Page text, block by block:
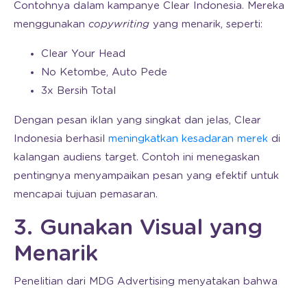
Contohnya dalam kampanye Clear Indonesia. Mereka
menggunakan copywriting yang menarik, seperti:
Clear Your Head
No Ketombe, Auto Pede
3x Bersih Total
Dengan pesan iklan yang singkat dan jelas, Clear
Indonesia berhasil meningkatkan kesadaran merek di
kalangan audiens target. Contoh ini menegaskan
pentingnya menyampaikan pesan yang efektif untuk
mencapai tujuan pemasaran.
3. Gunakan Visual yang
Menarik
Penelitian dari MDG Advertising menyatakan bahwa